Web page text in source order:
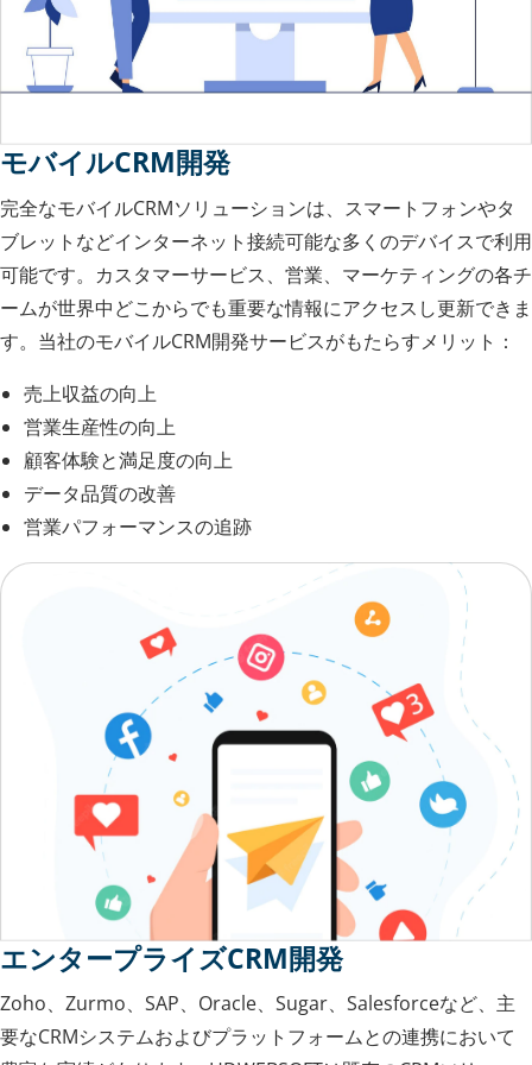
モバイルCRM開発
完全なモバイルCRMソリューションは、スマートフォンやタ
ブレットなどインターネット接続可能な多くのデバイスで利用
可能です。カスタマーサービス、営業、マーケティングの各チ
ームが世界中どこからでも重要な情報にアクセスし更新できま
す。当社のモバイルCRM開発サービスがもたらすメリット：
売上収益の向上
営業生産性の向上
顧客体験と満足度の向上
データ品質の改善
営業パフォーマンスの追跡
エンタープライズCRM開発
Zoho、Zurmo、SAP、Oracle、Sugar、Salesforceなど、主
要なCRMシステムおよびプラットフォームとの連携において